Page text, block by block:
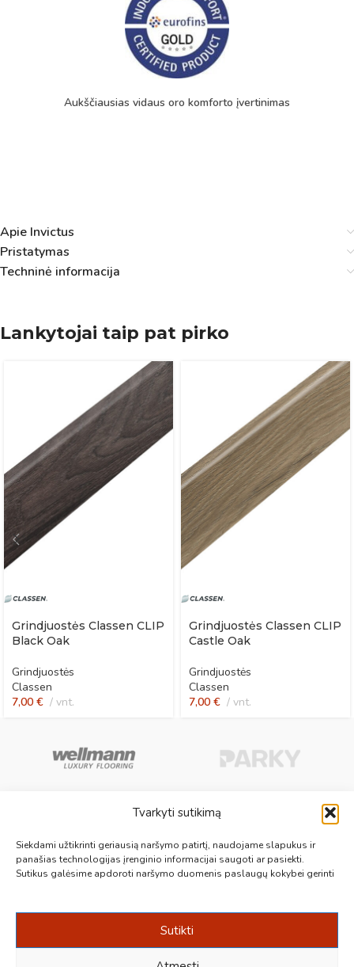
Tvarkyti sutikimą
Siekdami užtikrinti geriausią naršymo patirtį, naudojame slapukus ir
panašias technologijas įrenginio informacijai saugoti ar pasiekti.
Sutikus galėsime apdoroti naršymo duomenis paslaugų kokybei gerinti
Sutikti
Aukščiausias vidaus oro komforto įvertinimas
Apie Invictus
Pristatymas
Techninė informacija
Lankytojai taip pat pirko
Grindjuostės Classen CLIP
Black Oak
Grindjuostės
Classen
7,00 € vnt.
Grindjuostės Classen CLIP
Castle Oak
Grindjuostės
Classen
7,00 € vnt.
Aukščiausios kokybės medinės, laminuotos, vinilinės grindys, paklotai,
kiliminės plytelės, grindjuostės ir kt. originalios bei kokybiškos prekės
jūsų grindims.
+370 687 19789